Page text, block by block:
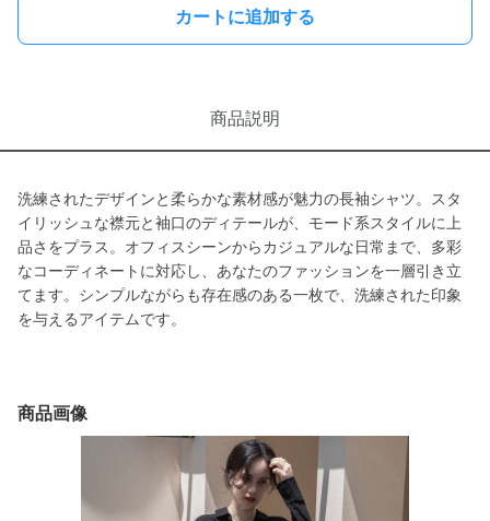
カートに追加する
商品説明
洗練されたデザインと柔らかな素材感が魅力の長袖シャツ。スタ
イリッシュな襟元と袖口のディテールが、モード系スタイルに上
品さをプラス。オフィスシーンからカジュアルな日常まで、多彩
なコーディネートに対応し、あなたのファッションを一層引き立
てます。シンプルながらも存在感のある一枚で、洗練された印象
を与えるアイテムです。
商品画像